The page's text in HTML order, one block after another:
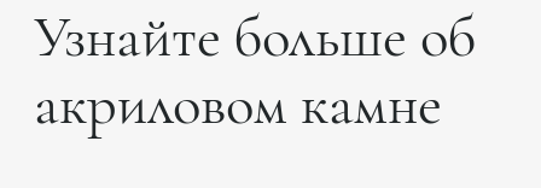
Узнайте больше об
акриловом камне